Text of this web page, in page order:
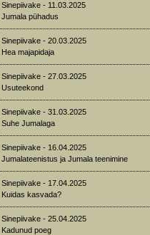
Sinepiivake - 11.03.2025
Jumala pühadus
Sinepiivake - 20.03.2025
Hea majapidaja
Sinepiivake - 27.03.2025
Usuteekond
Sinepiivake - 31.03.2025
Suhe Jumalaga
Sinepiivake - 16.04.2025
Jumalateenistus ja Jumala teenimine
Sinepiivake - 17.04.2025
Kuidas kasvada?
Sinepiivake - 25.04.2025
Kadunud poeg